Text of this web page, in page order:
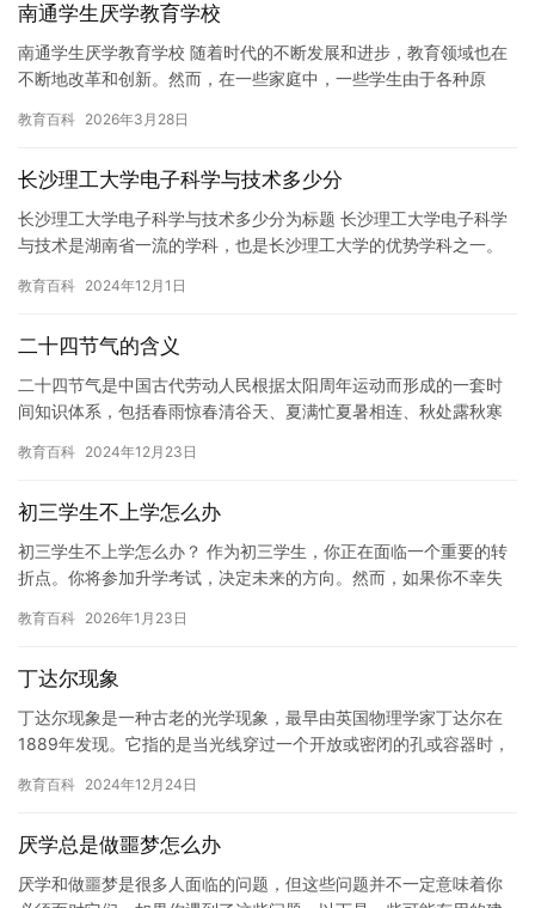
南通学生厌学教育学校
南通学生厌学教育学校 随着时代的不断发展和进步，教育领域也在
不断地改革和创新。然而，在一些家庭中，一些学生由于各种原
为了解…
教育百科 2026年3月28日
长沙理工大学电子科学与技术多少分
长沙理工大学电子科学与技术多少分为标题 长沙理工大学电子科学
与技术是湖南省一流的学科，也是长沙理工大学的优势学科之一。
个一…
教育百科 2024年12月1日
二十四节气的含义
二十四节气是中国古代劳动人民根据太阳周年运动而形成的一套时
间知识体系，包括春雨惊春清谷天、夏满忙夏暑相连、秋处露秋寒
了一年…
教育百科 2024年12月23日
初三学生不上学怎么办
初三学生不上学怎么办？ 作为初三学生，你正在面临一个重要的转
折点。你将参加升学考试，决定未来的方向。然而，如果你不幸失
负面…
教育百科 2026年1月23日
丁达尔现象
丁达尔现象是一种古老的光学现象，最早由英国物理学家丁达尔在
1889年发现。它指的是当光线穿过一个开放或密闭的孔或容器时，
有…
教育百科 2024年12月24日
厌学总是做噩梦怎么办
厌学和做噩梦是很多人面临的问题，但这些问题并不一定意味着你